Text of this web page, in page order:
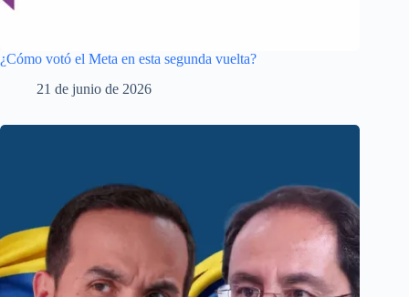
¿Cómo votó el Meta en esta segunda vuelta?
21 de junio de 2026